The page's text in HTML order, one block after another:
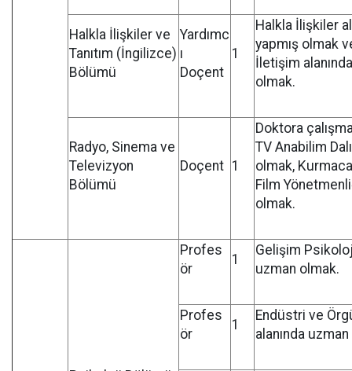
Halkla İlişkiler ve
Tanıtım (İngilizce)
Bölümü
Yardımc
ı
Doçent
1
Halkla İlişkiler
yapmış olmak
İletişim
olmak.
Radyo, Sinema ve
Televizyon
Bölümü
Doçent 1
Doktora
TV Anabilim
olmak,
Film
olmak.
Profes
ör
1
Gelişim
uzman olmak.
Profes
ör
1
Endüstri ve
alanında